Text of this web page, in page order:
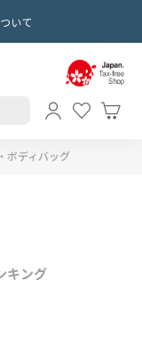
いて
ボディバッグ
キング